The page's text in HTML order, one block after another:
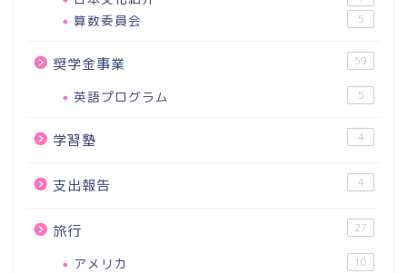
算数委員会 5
奨学金事業 59
英語プログラム 5
学習塾 4
支出報告 4
旅行 27
アメリカ 10